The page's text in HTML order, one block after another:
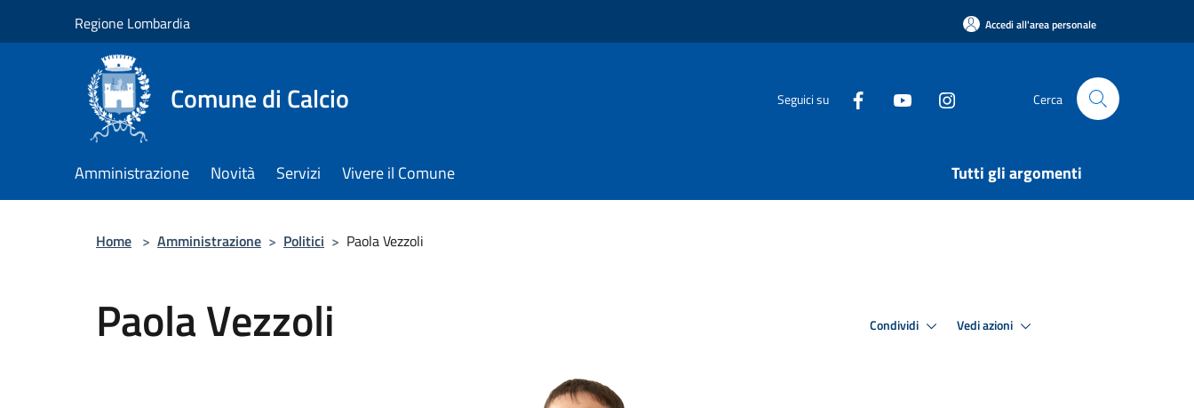
Regione Lombardia Accedi all'area personale
Comune di Calcio Seguici su Cerca
Amministrazione Novità Servizi Vivere il Comune Tutti gli argomenti
Home > Amministrazione > Politici > Paola Vezzoli
Paola Vezzoli Condividi Vedi azioni